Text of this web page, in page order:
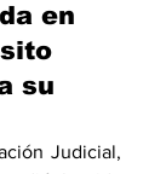
en
su
Judicial,